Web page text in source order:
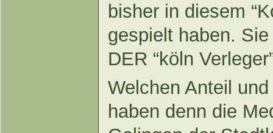
bisher in diesem
gespielt haben.
DER “köln
Welchen Anteil
haben denn die